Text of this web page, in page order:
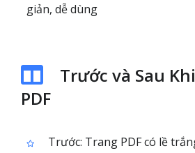
giản, dễ dùng
Trước và Sau
PDF
Trước: Trang PDF có lề